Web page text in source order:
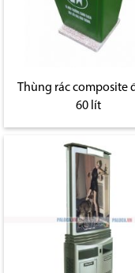
Thùng rác composite
60 lít